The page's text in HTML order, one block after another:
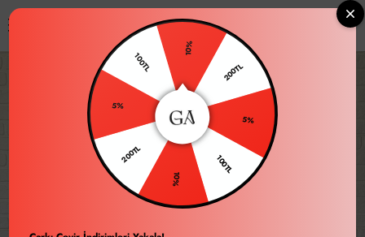
0
10%
200TL
5%
100TL
10%
200TL
5%
100TL